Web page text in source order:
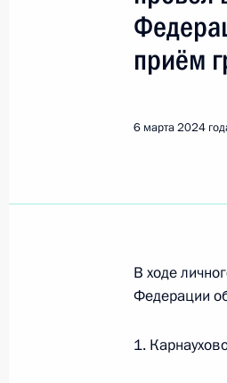
10 апреля
приём
6 марта 2024
В ходе
Федерации
1.